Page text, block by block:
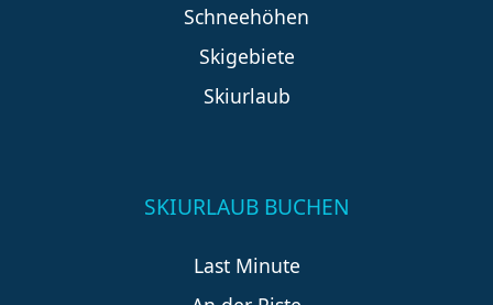
Schneehöhen
Skigebiete
Skiurlaub
SKIURLAUB BUCHEN
Last Minute